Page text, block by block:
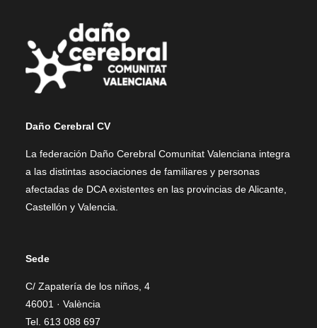
Daño Cerebral CV
La federación Daño Cerebral Comunitat Valenciana integra
a las distintas asociaciones de familiares y personas
afectadas de DCA existentes en las provincias de Alicante,
Castellón y Valencia.
Sede
C/ Zapatería de los niños, 4
46001 · València
Tel. 613 088 697